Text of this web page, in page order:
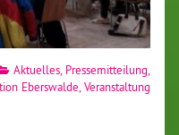
Aktuelles, Pressemitteilung
Eberswalde Veranstaltung